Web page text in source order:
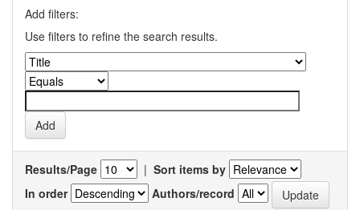
Add filters:
Use filters to refine the search results.
Results/Page | Sort items by
In order
Authors/record